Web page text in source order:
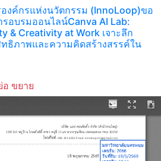
งค์กรแห่งนวัตกรรม (InnoLoop)ขอ
รอบรมออนไลน์Canva AI Lab:
& Creativity at Work เจาะลึก
ทธิภาพและความคิดสร้างสรรค์ใน
ขยาย